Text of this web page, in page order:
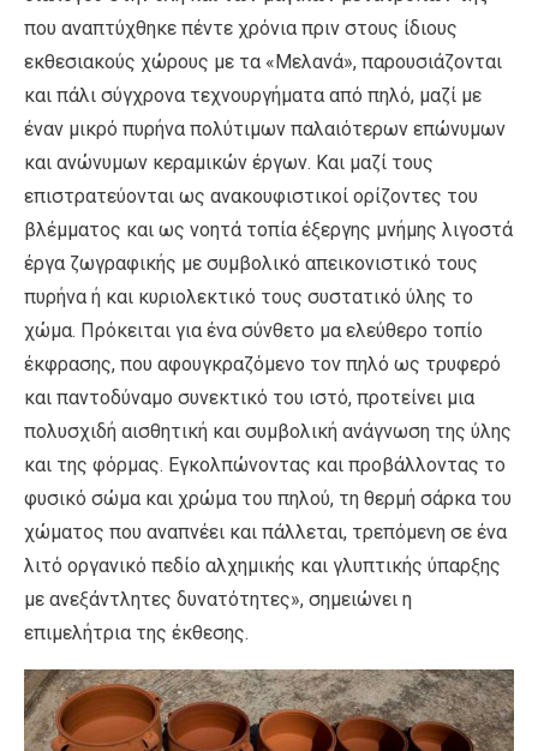
που αναπτύχθηκε πέντε χρόνια πριν στους ίδιους
εκθεσιακούς χώρους με τα «Μελανά», παρουσιάζονται
και πάλι σύγχρονα τεχνουργήματα από πηλό, μαζί με
έναν μικρό πυρήνα πολύτιμων παλαιότερων επώνυμων
και ανώνυμων κεραμικών έργων. Και μαζί τους
επιστρατεύονται ως ανακουφιστικοί ορίζοντες του
βλέμματος και ως νοητά τοπία έξεργης μνήμης λιγοστά
έργα ζωγραφικής με συμβολικό απεικονιστικό τους
πυρήνα ή και κυριολεκτικό τους συστατικό ύλης το
χώμα. Πρόκειται για ένα σύνθετο μα ελεύθερο τοπίο
έκφρασης, που αφουγκραζόμενο τον πηλό ως τρυφερό
και παντοδύναμο συνεκτικό του ιστό, προτείνει μια
πολυσχιδή αισθητική και συμβολική ανάγνωση της ύλης
και της φόρμας. Εγκολπώνοντας και προβάλλοντας το
φυσικό σώμα και χρώμα του πηλού, τη θερμή σάρκα του
χώματος που αναπνέει και πάλλεται, τρεπόμενη σε ένα
λιτό οργανικό πεδίο αλχημικής και γλυπτικής ύπαρξης
με ανεξάντλητες δυνατότητες», σημειώνει η
επιμελήτρια της έκθεσης.